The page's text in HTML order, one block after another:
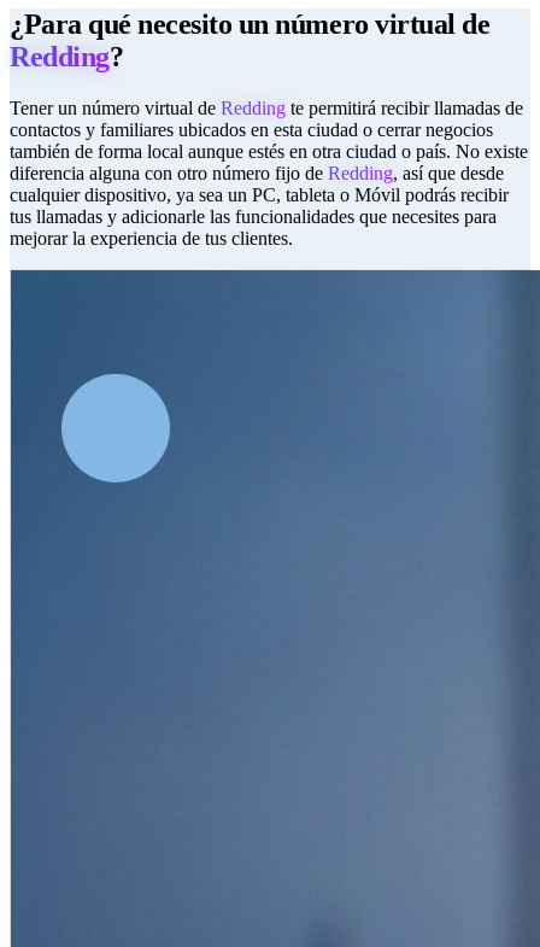
¿Para qué necesito un número virtual de
Redding?
Tener un número virtual de Redding te permitirá recibir llamadas de
contactos y familiares ubicados en esta ciudad o cerrar negocios
también de forma local aunque estés en otra ciudad o país. No existe
diferencia alguna con otro número fijo de Redding, así que desde
cualquier dispositivo, ya sea un PC, tableta o Móvil podrás recibir
tus llamadas y adicionarle las funcionalidades que necesites para
mejorar la experiencia de tus clientes.